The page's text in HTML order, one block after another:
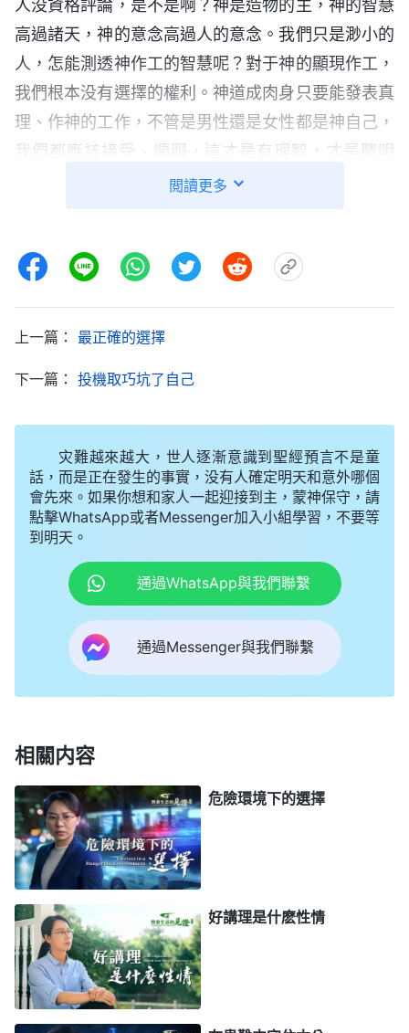
人没資格評論，是不是啊？神是造物的主，神的智慧
高過諸天，神的意念高過人的意念。我們只是渺小的
人，怎能測透神作工的智慧呢？對于神的顯現作工，
我們根本没有選擇的權利。神道成肉身只要能發表真
理、作神的工作，不管是男性還是女性都是神自己，
我們都應該接受、順服，這才是有理智，才是聰明
人。」拉斐爾認真地聽着，没有反駁。
同在，道就是神。
（約1:1）「地是空虚混沌，淵面
黑暗；神的靈運行在水面上。」（創1:2）
自己的形像造人，乃是照着他的形像造男造女。」
（創1:27）「所以，你們要分外謹慎；因為
何烈山、從火中對你們説話的那日，你們没有看見什
像女像，或地上走獸的像，或空中飛鳥的像，或地上
爬物的像，或地底下水中魚的像。」（申4:15-18）我
交通説：「從這些聖經章節中我們可以看到，神的實
質就是靈，没有任何固定的形像，神也不允許人給神
雕刻成任何的形象來敬拜。《創世記》記載，起初神
是照着自己的形像先造男人後造女人，那你説神是男
性還是女性呢？如果説神是男性，那神也照自己的形
像造了女人，如果説神是女性，那神也照着自己的形
像造了男人，那是怎麽回事？神是公義的神，神按着
他的形像造男造女。神第一次道成肉身是男性，末世
神兩次道成肉身都是男性，對女人就不公平了。我們
神，是神最恨惡的。神每次道成肉身都是為了拯救人
類，一説道成肉身，就要成為人的形象，要麽是男
性，要麽是女性。但不管神道成肉身是什麽性别，神
的實質永遠是不變的。」拉斐爾聽到這裏有些醒悟，
很認同這樣的交通。我又給他發了幾段全能神的話：
「神所作的每步工作都有實際的意義。當初耶穌來的
時候是男性，這次來的時候是女性，從這裏你能看見
神造男造女都能為着他的工作，而且在神那兒没有性
閲讀更多
上一篇： 最正確的選擇
下一篇： 投機取巧坑了自己
灾難越來越大，世人逐漸意識到聖經預言不是童
話，而是正在發生的事實，没有人確定明天和意外哪個
會先來。如果你想和家人一起迎接到主，蒙神保守，請
點擊WhatsApp或者Messenger加入小組學習，不要等
到明天。
通過WhatsApp與我們聯繫
通過Messenger與我們聯繫
相關内容
危險環境下的選擇
好講理是什麽性情